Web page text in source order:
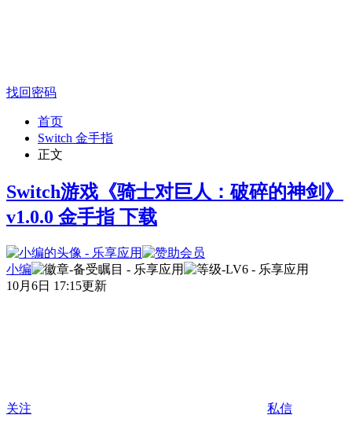
找回密码
首页
Switch 金手指
正文
Switch游戏《骑士对巨人：破碎的神剑》
v1.0.0 金手指 下载
小编
10月6日 17:15更新
关注 私信